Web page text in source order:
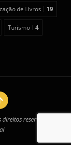
de Livros 19
Turismo 4
reservados.